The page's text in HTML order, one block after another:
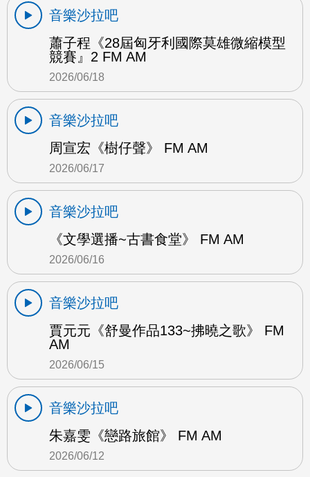
音樂沙拉吧
蕭子程《28屆匈牙利國際莫雄微縮模型
競賽』2 FM AM
2026/06/18
音樂沙拉吧
周宣宏《樹仔聲》 FM AM
2026/06/17
音樂沙拉吧
《文學選播~古書食堂》 FM AM
2026/06/16
音樂沙拉吧
賈元元《舒曼作品133~拂曉之歌》 FM
AM
2026/06/15
音樂沙拉吧
朱嘉雯《戀路旅館》 FM AM
2026/06/12